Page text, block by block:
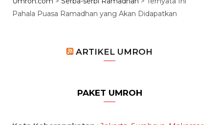
Pahala Puasa Ramadhan yang Akan Didapatkan
ARTIKEL UMROH
PAKET UMROH